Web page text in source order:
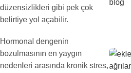
düzensizlikleri gibi pek çok
belirtiye yol açabilir.
Hormonal dengenin
bozulmasının en yaygın
nedenleri arasında kronik stres,